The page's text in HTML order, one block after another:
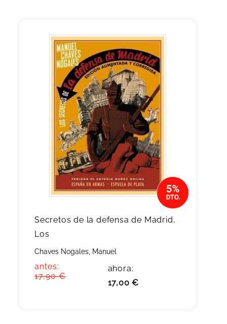
Secretos de la defensa de Madrid,
Los
Chaves Nogales, Manuel
antes:
17,90 €
ahora:
17,00 €